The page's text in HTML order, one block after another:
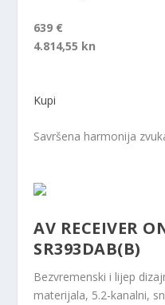
639 €
4.814,55 kn
Kupi
Savršena harmonija
AV RECEIVER
SR393DAB(B)
Bezvremenski i lijep
materijala, 5.2-kanalni,